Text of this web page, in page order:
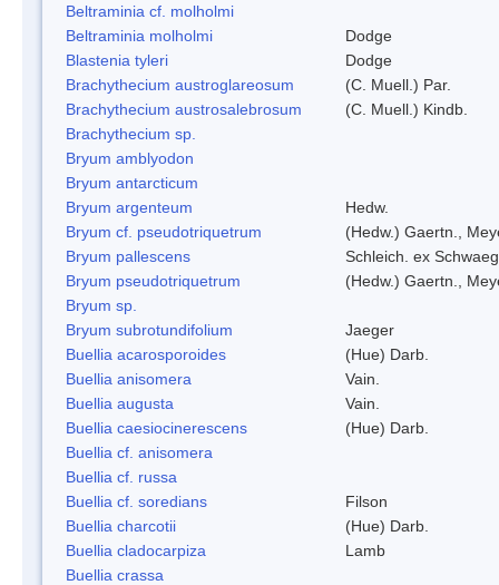
Beltraminia cf. molholmi
Beltraminia molholmi
Dodge
Blastenia tyleri
Dodge
Brachythecium austroglareosum
(C. Muell.) Par.
Brachythecium austrosalebrosum
(C. Muell.) Kindb.
Brachythecium sp.
Bryum amblyodon
Bryum antarcticum
Bryum argenteum
Hedw.
Bryum cf. pseudotriquetrum
(Hedw.) Gaertn.,
Bryum pallescens
Schleich. ex
Bryum pseudotriquetrum
(Hedw.) Gaertn.,
Bryum sp.
Bryum subrotundifolium
Jaeger
Buellia acarosporoides
(Hue) Darb.
Buellia anisomera
Vain.
Buellia augusta
Vain.
Buellia caesiocinerescens
(Hue) Darb.
Buellia cf. anisomera
Buellia cf. russa
Buellia cf. soredians
Filson
Buellia charcotii
(Hue) Darb.
Buellia cladocarpiza
Lamb
Buellia crassa